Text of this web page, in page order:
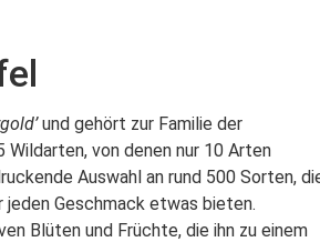
und gehört zur Familie der
von denen nur 10 Arten
Auswahl an rund 500 Sorten,
Geschmack etwas bieten.
Blüten und Früchte, die ihn zu einem